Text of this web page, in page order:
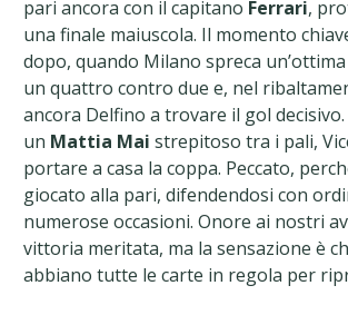
pari ancora con il capitano Ferrari,
una finale maiuscola. Il momento
dopo, quando Milano spreca
un quattro contro due e, nel
ancora Delfino a trovare il gol
un Mattia Mai strepitoso tra i pali,
portare a casa la coppa. Peccato,
giocato alla pari, difendendosi con
numerose occasioni. Onore ai nostri
vittoria meritata, ma la sensazione è
abbiano tutte le carte in regola per